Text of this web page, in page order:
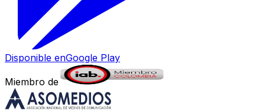
Disponible enGoogle Play
Miembro de